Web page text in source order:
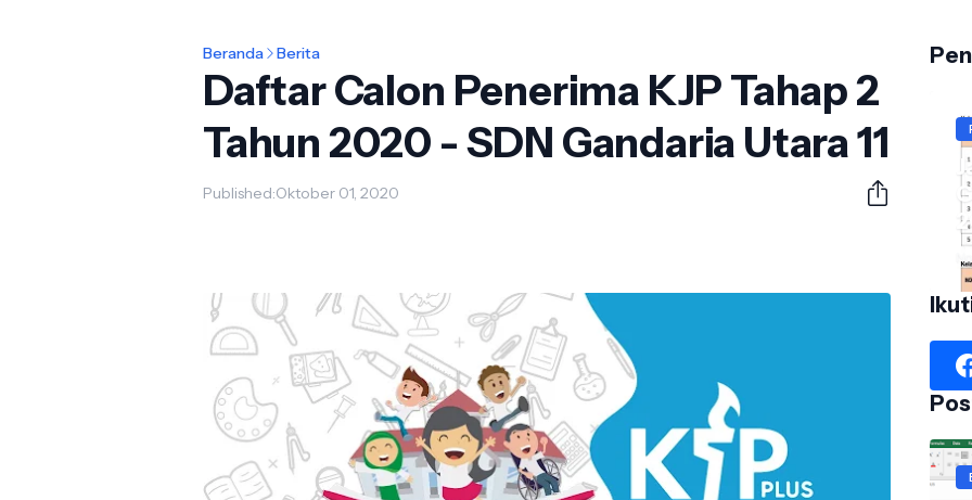
Beranda Berita
Daftar Calon Penerima KJP Tahap 2
Tahun 2020 - SDN Gandaria Utara 11
Published:Oktober 01, 2020